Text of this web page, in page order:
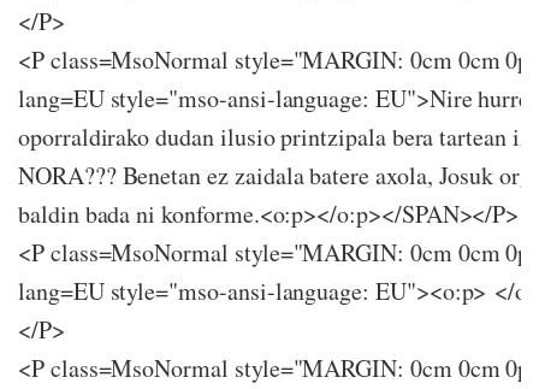
</P>
<P class=MsoNormal style="MARGIN: 0cm 0cm
lang=EU style="mso-ansi-language: EU">Nire
oporraldirako dudan ilusio printzipala bera tartean
NORA??? Benetan ez zaidala batere axola, Josuk
baldin bada ni konforme.<o:p></o:p></SPAN></P>
<P class=MsoNormal style="MARGIN: 0cm 0cm
lang=EU style="mso-ansi-language: EU"><o:p> </
</P>
<P class=MsoNormal style="MARGIN: 0cm 0cm